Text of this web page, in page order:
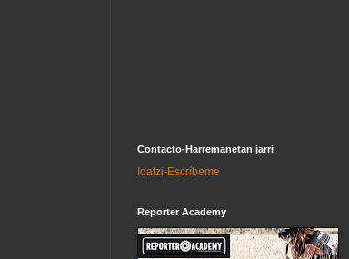
Contacto-Harremanetan jarri
Idatzi-Escríbeme
Reporter Academy